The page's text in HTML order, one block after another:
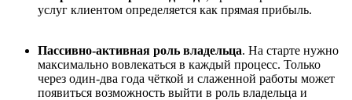
услуг клиентом определяется как прямая прибыль.
Пассивно-активная роль владельца. На старте нужно
максимально вовлекаться в каждый процесс. Только
через один-два года чёткой и слаженной работы может
появиться возможность выйти в роль владельца и